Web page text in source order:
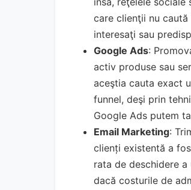
care clienţii nu
interesaţi sau
Google Ads:
activ produse sau
aceştia cauta exact
funnel, deşi prin
Google Ads putem
Email Marketing:
clienți existentă a
rata de deschidere
dacă costurile de